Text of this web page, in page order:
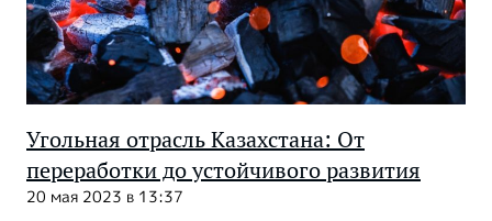
Угольная отрасль Казахстана: От
переработки до устойчивого развития
20 мая 2023 в 13:37